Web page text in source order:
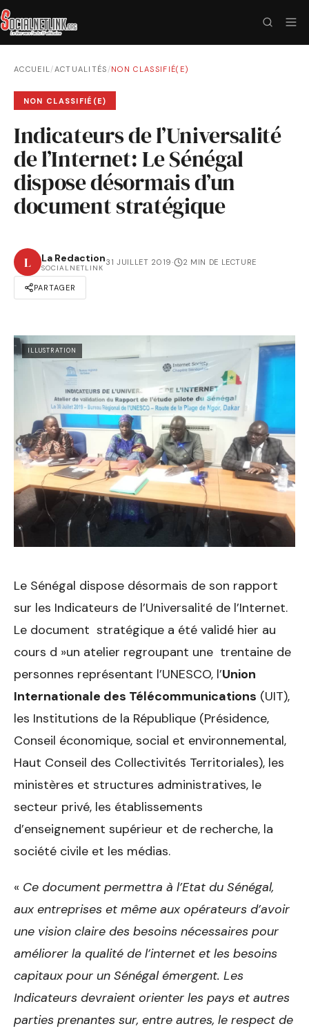
ACCUEIL/ACTUALITÉS /NON CLASSIFIÉ(E)
NON CLASSIFIÉ(E)
Indicateurs de l’Universalité
de l’Internet: Le Sénégal
dispose désormais d’un
document stratégique
L La Redaction
SOCIALNETLINK
31 JUILLET 2019· 2 MIN DE LECTURE
PARTAGER
ILLUSTRATION
Le Sénégal dispose désormais de son rapport
sur les Indicateurs de l’Universalité de l’Internet.
Le document stratégique a été validé hier au
cours d »un atelier regroupant une trentaine de
personnes représentant l’UNESCO, l’Union
Internationale des Télécommunications (UIT),
les Institutions de la République (Présidence,
Conseil économique, social et environnemental,
Haut Conseil des Collectivités Territoriales), les
ministères et structures administratives, le
secteur privé, les établissements
d’enseignement supérieur et de recherche, la
société civile et les médias.
« Ce document permettra à l’Etat du Sénégal,
aux entreprises et même aux opérateurs d’avoir
une vision claire des besoins nécessaires pour
améliorer la qualité de l’internet et les besoins
capitaux pour un Sénégal émergent. Les
Indicateurs devraient orienter les pays et autres
parties prenantes sur, entre autres, le respect de